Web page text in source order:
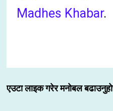
Madhes Khabar.
एउटा लाइक गरेर मनोबल